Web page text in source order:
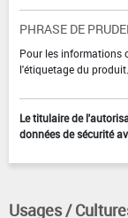
PHRASE DE
Pour les informations
l'étiquetage du produit.
Le titulaire de
données de sécurité
Usages /